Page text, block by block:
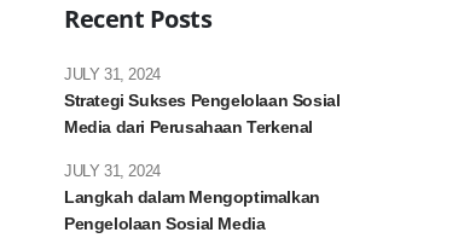
Recent Posts
Strategi Sukses Pengelolaan Sosial
Media dari Perusahaan Terkenal
JULY 31, 2024
Langkah dalam Mengoptimalkan
Pengelolaan Sosial Media
JULY 31, 2024